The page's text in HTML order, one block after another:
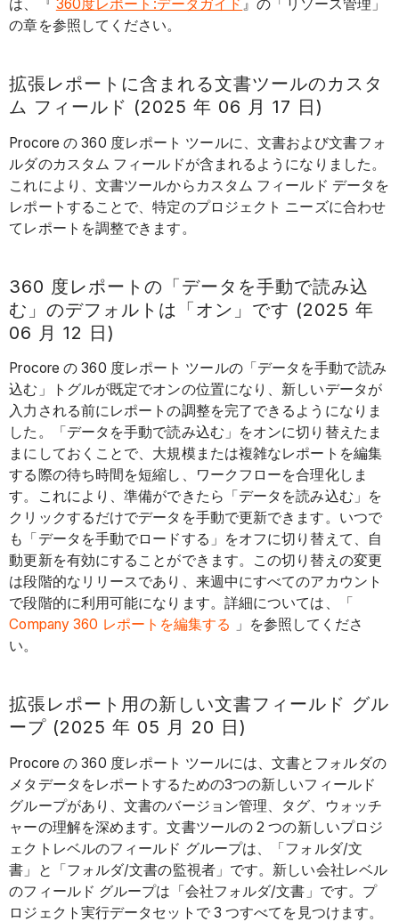
は、『 360度レポート:データガイド 』の「リソース管理」
の章を参照してください。
拡張レポートに含まれる文書ツールのカスタ
ム フィールド (2025 年 06 月 17 日)
Procore の 360 度レポート ツールに、文書および文書フォ
ルダのカスタム フィールドが含まれるようになりました。
これにより、文書ツールからカスタム フィールド データを
レポートすることで、特定のプロジェクト ニーズに合わせ
てレポートを調整できます。
360 度レポートの「データを手動で読み込
む」のデフォルトは「オン」です (2025 年
06 月 12 日)
Procore の 360 度レポート ツールの「データを手動で読み
込む」トグルが既定でオンの位置になり、新しいデータが
入力される前にレポートの調整を完了できるようになりま
した。「データを手動で読み込む」をオンに切り替えたま
まにしておくことで、大規模または複雑なレポートを編集
する際の待ち時間を短縮し、ワークフローを合理化しま
す。これにより、準備ができたら「データを読み込む」を
クリックするだけでデータを手動で更新できます。いつで
も「データを手動でロードする」をオフに切り替えて、自
動更新を有効にすることができます。この切り替えの変更
は段階的なリリースであり、来週中にすべてのアカウント
で段階的に利用可能になります。詳細については、「
Company 360 レポートを編集する
」を参照してくださ
い。
拡張レポート用の新しい文書フィールド グル
ープ (2025 年 05 月 20 日)
Procore の 360 度レポート ツールには、文書とフォルダの
メタデータをレポートするための3つの新しいフィールド
グループがあり、文書のバージョン管理、タグ、ウォッチ
ャーの理解を深めます。文書ツールの 2 つの新しいプロジ
ェクトレベルのフィールド グループは、「フォルダ/文
書」と「フォルダ/文書の監視者」です。新しい会社レベル
のフィールド グループは「会社フォルダ/文書」です。プ
ロジェクト実行データセットで 3 つすべてを見つけます。